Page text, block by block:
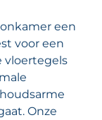
een
voor een
vloertegels
Onze